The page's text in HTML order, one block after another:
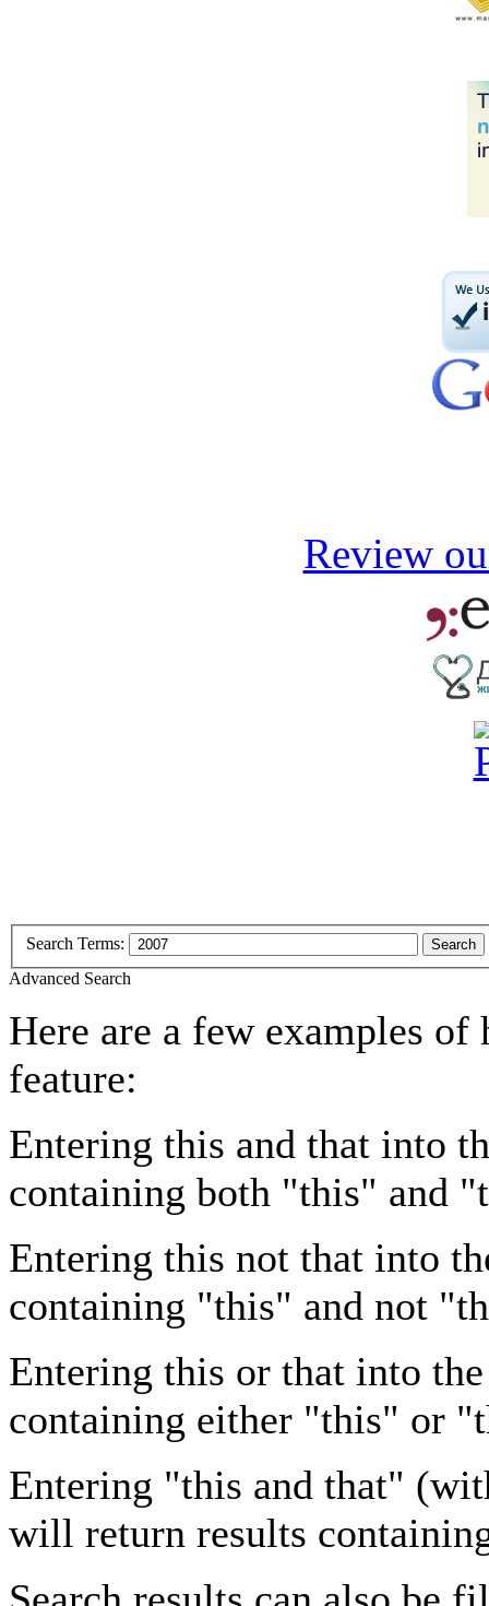
Review
Search Terms: Search
Advanced Search
Here are a few examples of
feature:
Entering this and that into
containing both "this" and
Entering this not that into
containing "this" and not
Entering this or that into
containing either "this" or
Entering "this and that"
will return results